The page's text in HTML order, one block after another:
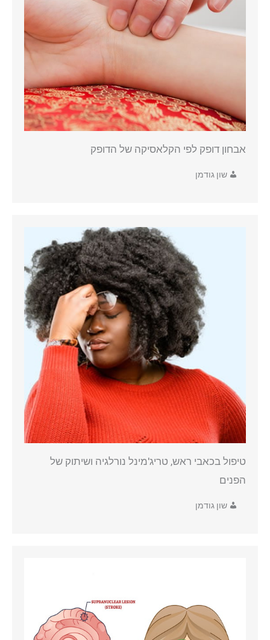
אבחון דופק לפי הקלאסיקה של הדופק
שון גודמן
טיפול בכאבי ראש, טריג'מינל נורלגיה ושיתוק של
הפנים
שון גודמן